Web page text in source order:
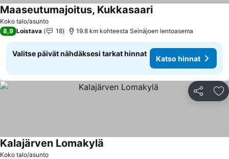
Koko talo/asunto
Maaseutumajoitus, Kukkasaari
8,9 Loistava 18 19.8 km kohteesta Seinäjoen lentoasema
Valitse päivät nähdäksesi tarkat hinnat
Katso hinnat
Jaa
Koko talo/asunto
Kalajärven Lomakylä